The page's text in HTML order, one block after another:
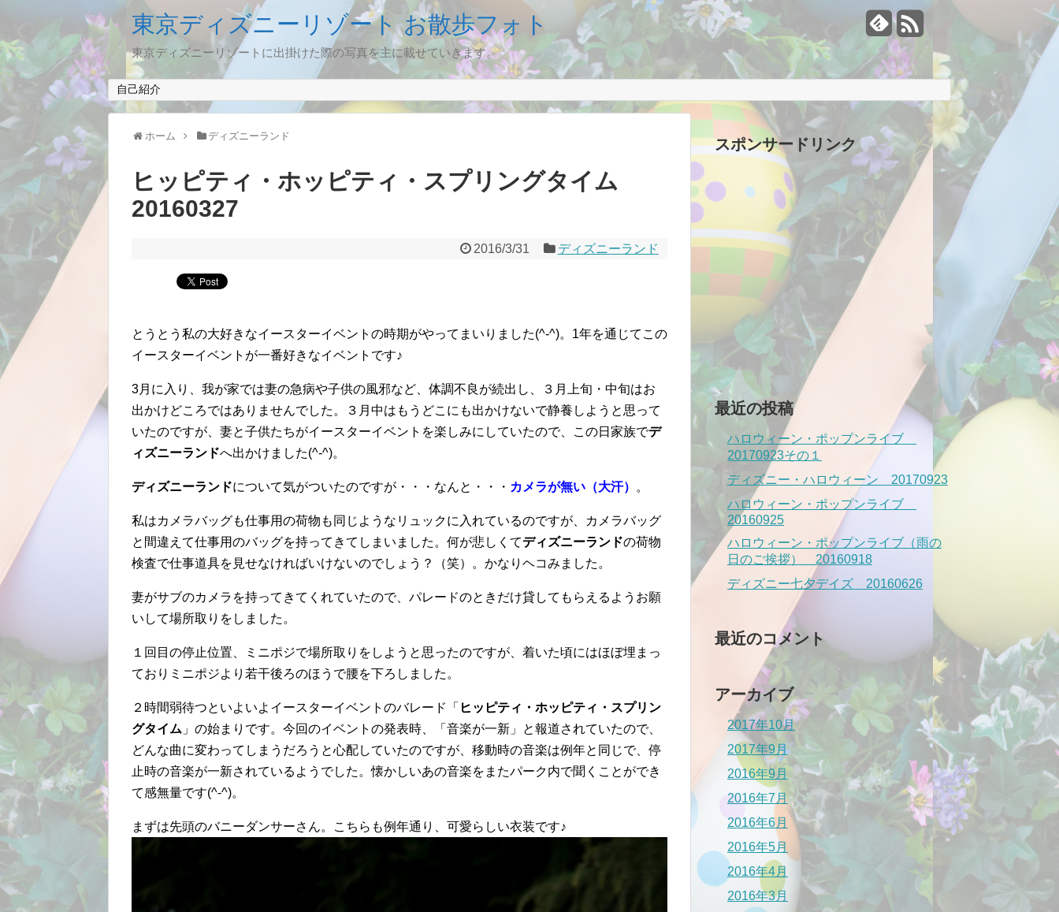
東京ディズニーリゾート お散歩フォト
東京ディズニーリゾートに出掛けた際の写真を主に載せていきます。
自己紹介
ホーム ディズニーランド
ヒッピティ・ホッピティ・スプリングタイム
20160327
2016/3/31 ディズニーランド
とうとう私の大好きなイースターイベントの時期がやってまいりました(^-^)。1年を通じてこの
イースターイベントが一番好きなイベントです♪
3月に入り、我が家では妻の急病や子供の風邪など、体調不良が続出し、３月上旬・中旬はお
出かけどころではありませんでした。３月中はもうどこにも出かけないで静養しようと思って
いたのですが、妻と子供たちがイースターイベントを楽しみにしていたので、この日家族でデ
ィズニーランドへ出かけました(^-^)。
ディズニーランドについて気がついたのですが・・・なんと・・・ カメラが無い（大汗） 。
私はカメラバッグも仕事用の荷物も同じようなリュックに入れているのですが、カメラバッグ
と間違えて仕事用のバッグを持ってきてしまいました。何が悲しくてディズニーランドの荷物
検査で仕事道具を見せなければいけないのでしょう？（笑）。かなりヘコみました。
妻がサブのカメラを持ってきてくれていたので、パレードのときだけ貸してもらえるようお願
いして場所取りをしました。
１回目の停止位置、ミニポジで場所取りをしようと思ったのですが、着いた頃にはほぼ埋まっ
ておりミニポジより若干後ろのほうで腰を下ろしました。
２時間弱待つといよいよイースターイベントのバレード「 ヒッピティ・ホッピティ・スプリン
グタイム 」の始まりです。今回のイベントの発表時、「音楽が一新」と報道されていたので、
どんな曲に変わってしまうだろうと心配していたのですが、移動時の音楽は例年と同じで、停
止時の音楽が一新されているようでした。懐かしいあの音楽をまたパーク内で聞くことができ
て感無量です(^-^)。
まずは先頭のバニーダンサーさん。こちらも例年通り、可愛らしい衣装です♪
スポンサードリンク
最近の投稿
ハロウィーン・ポップンライブ
20170923その１
ディズニー・ハロウィーン 20170923
ハロウィーン・ポップンライブ
20160925
ハロウィーン・ポップンライブ（雨の
日のご挨拶） 20160918
ディズニー七夕デイズ 20160626
最近のコメント
アーカイブ
2017年10月
2017年9月
2016年9月
2016年7月
2016年6月
2016年5月
2016年4月
2016年3月